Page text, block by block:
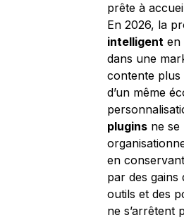
prête à
En 2026, la
intelligent en
dans une
contente plus
d’un même
plugins ne se
en
par des gains
outils et des
ne s’arrêtent